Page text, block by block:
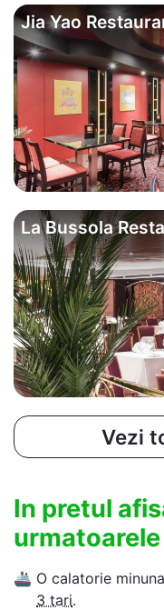
Jia Yao
La Bussola
Vezi
In pretul
urmatoarele
🚢 O calatorie
3 tari.